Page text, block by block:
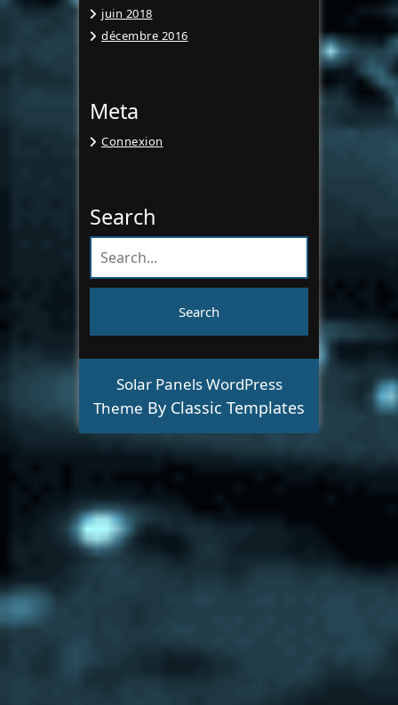
juin 2018
décembre 2016
Meta
Connexion
Search
Solar Panels WordPress
Theme By Classic Templates